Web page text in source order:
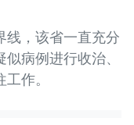
线，该省一直充分
病例进行收治、
作。